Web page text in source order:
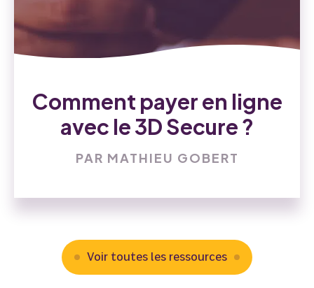
Comment payer en ligne
avec le 3D Secure ?
PAR MATHIEU GOBERT
Voir toutes les ressources